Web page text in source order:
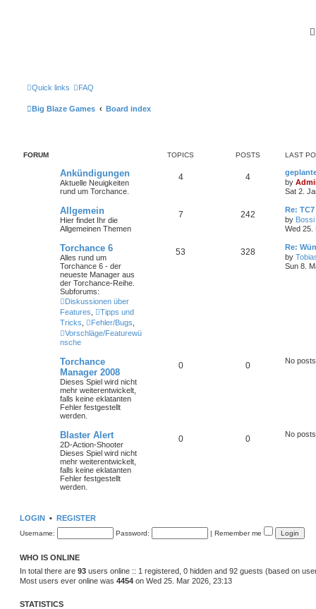
Quick links FAQ
Big Blaze Games Board index
FORUM TOPICS POSTS LAST
Ankündigungen
Aktuelle Neuigkeiten
rund um Torchance.
4 4
by
Sat 2.
Allgemein
Hier findet Ihr die
Allgemeinen Themen
7 242
Re: TC7
by Bossi
Wed 25.
Torchance 6
Alles rund um
Torchance 6 - der
neueste Manager aus
der Torchance-Reihe.
Subforums:
Diskussionen über
Features
Tipps und
Tricks
Fehler/Bugs
Vorschläge/Featurewü
nsche
53 328
Re:
by
Sun 8.
Torchance
Manager 2008
Dieses Spiel wird nicht
mehr weiterentwickelt,
falls keine eklatanten
Fehler festgestellt
werden.
0 0 No posts
Blaster Alert
2D-Action-Shooter
Dieses Spiel wird nicht
mehr weiterentwickelt,
falls keine eklatanten
Fehler festgestellt
werden.
0 0 No posts
LOGIN • REGISTER
Username: Password: | Remember me
WHO IS ONLINE
In total there are 93 users online :: 1 registered, 0 hidden and 92 guests (based on
Most users ever online was 4454 on Wed 25. Mar 2026, 23:13
STATISTICS